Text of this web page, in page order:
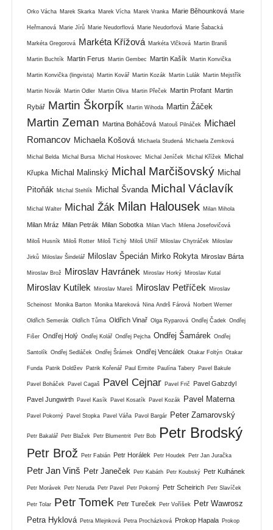
Orko Vácha Marek Skarka Marek Vícha Marek Vranka Marie Běhounková Marie
Heřmanová Marie Jírů Marie Neudorflová Marie Neudorfová Marie Šabacká
Markéta Gregorová Markéta Křížová Markéta Vlčková Martin Braniš
Martin Buchtík Martin Ferus Martin Gembec Martin Kašík Martin Konvička
Martin Konvička (lingvista) Martin Kovář Martin Kozák Martin Lulák Martin Mejstřík
Martin Novák Martin Odler Martin Oliva Martin Přeček Martin Profant Martin
Rybář Martin Škorpík Martin Wihoda Martin Žáček
Martin Zeman Martina Boháčová Matouš Pilnáček
Michael
Romancov Michaela Košová Michaela Studená Michaela Zemková
Michal Belda Michal Bursa Michal Hoskovec Michal Jeníček Michal Křížek Michal
Křupka Michal Malinský Michal Marčišovský Michal
Pitoňák
Michal Stehlík Michal Švanda Michal Václavík
Michal Walter Michal Žák Milan Halousek Milan Mihola
Milan Mráz Milan Petrák Milan Sobotka Milan Vlach Milena Josefovičová
Miloš Husník Miloš Rotter Miloš Tichý Miloš Uhlíř Miloslav Chytráček Miloslav
Jirků Miloslav Šindelář Miloslav Špecián Mirko Rokyta Miroslav Bárta
Miroslav Brož Miroslav Havránek Miroslav Horký Miroslav Kutal
Miroslav Kutílek Miroslav Mareš Miroslav Petříček Miroslav
Scheinost Monika Barton Monika Mareková Nina Andrš Fárová Norbert Werner
Oldřich Semerák Oldřich Tůma Oldřich Vinař Olga Ryparová Ondřej Čadek Ondřej
Fišer Ondřej Holý Ondřej Kolář Ondřej Pejcha Ondřej Šamárek Ondřej
Santolík Ondřej Sedláček Ondřej Šrámek Ondřej Vencálek Otakar Foltýn Otakar
Funda Patrik Doldžev Patrik Kořenář Paul Ermite Paulína Tabery Pavel Bakule
Pavel Boháček Pavel Cagaš Pavel Cejnar Pavel Frič Pavel Gabzdyl
Pavel Jungwirth Pavel Kasík Pavel Kosatík Pavel Kozák Pavel Materna
Pavel Pokorný Pavel Stopka Pavel Váňa Pavol Bargár Peter Zamarovský
Petr Bakalář Petr Blažek Petr Blumentrit Petr Bob Petr Brodský
Petr Brož Petr Fabián Petr Horálek Petr Houdek Petr Jan Juračka
Petr Jan Vinš Petr Janeček Petr Kabáth Petr Koubský Petr Kulhánek
Petr Morávek Petr Neruda Petr Pavel Petr Pokorný Petr Scheirich Petr Slavíček
Petr Tolar Petr Tomek Petr Tureček Petr Voříšek
Petr Wawrosz
Petra Hyklová Petra Mlejnková Petra Procházková Prokop Hapala Prokop